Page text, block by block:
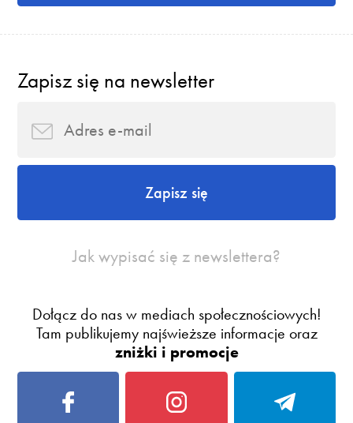
Zapisz się na newsletter
Zapisz się
Jak wypisać się z newslettera?
Dołącz do nas w mediach społecznościowych!
Tam publikujemy najświeższe informacje oraz
zniżki i promocje